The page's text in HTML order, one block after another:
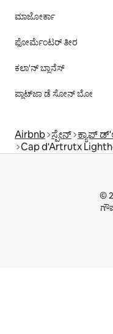
ಮಾಜೋರ್ಕಾ
ಫೋರ್ಮೆಂಟರ್ ತೀರ
ಕಲಾ'ನ್ ಬ್ಲಾನೆಸ್
ಪ್ಲಾಟ್‌ಜಾ ಡೆ ಸೋನ್ ಬೋ
Airbnb ಸ್ಪೇನ್ ಕ್ಯಾಪ್
Cap d'Artrutx
©